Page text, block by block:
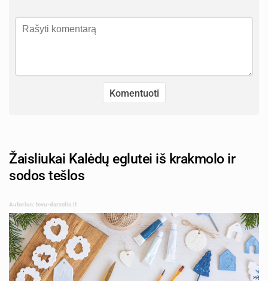
Žaisliukai Kalėdų eglutei iš krakmolo ir
sodos tešlos
Autorius: tevu-darzelis.lt